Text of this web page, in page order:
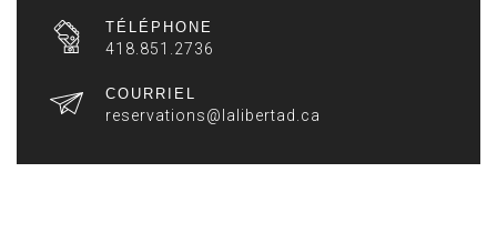
TÉLÉPHONE
418.851.2736
COURRIEL
reservations@lalibertad.ca